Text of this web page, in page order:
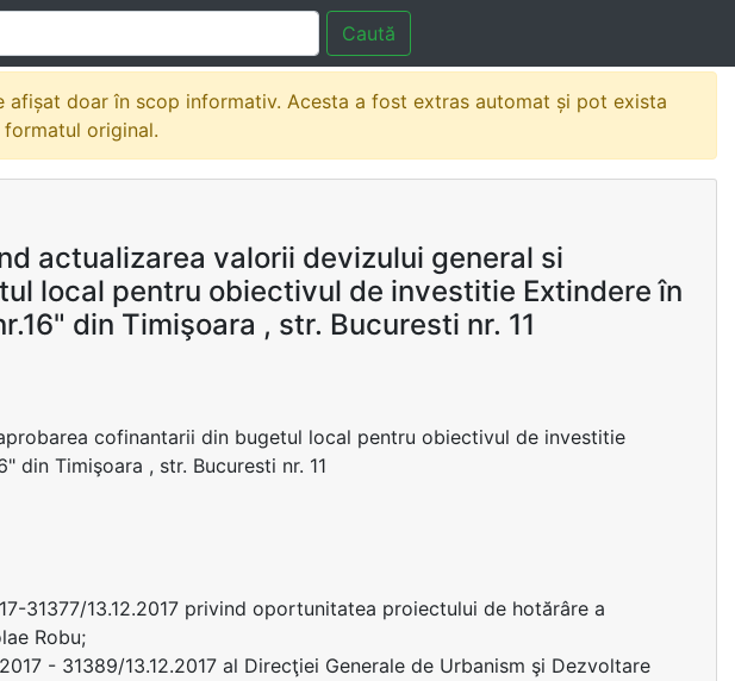
Caută
afișat doar în scop informativ. Acesta a fost extras automat și pot exista
original.
actualizarea valorii devizului general si
local pentru obiectivul de investitie Extindere în
din Timişoara , str. Bucuresti nr. 11
cofinantarii din bugetul local pentru obiectivul de investitie
din Timişoara , str. Bucuresti nr. 11
31377/13.12.2017 privind oportunitatea proiectului de hotărâre a
Robu;
- 31389/13.12.2017 al Direcţiei Generale de Urbanism şi Dezvoltare